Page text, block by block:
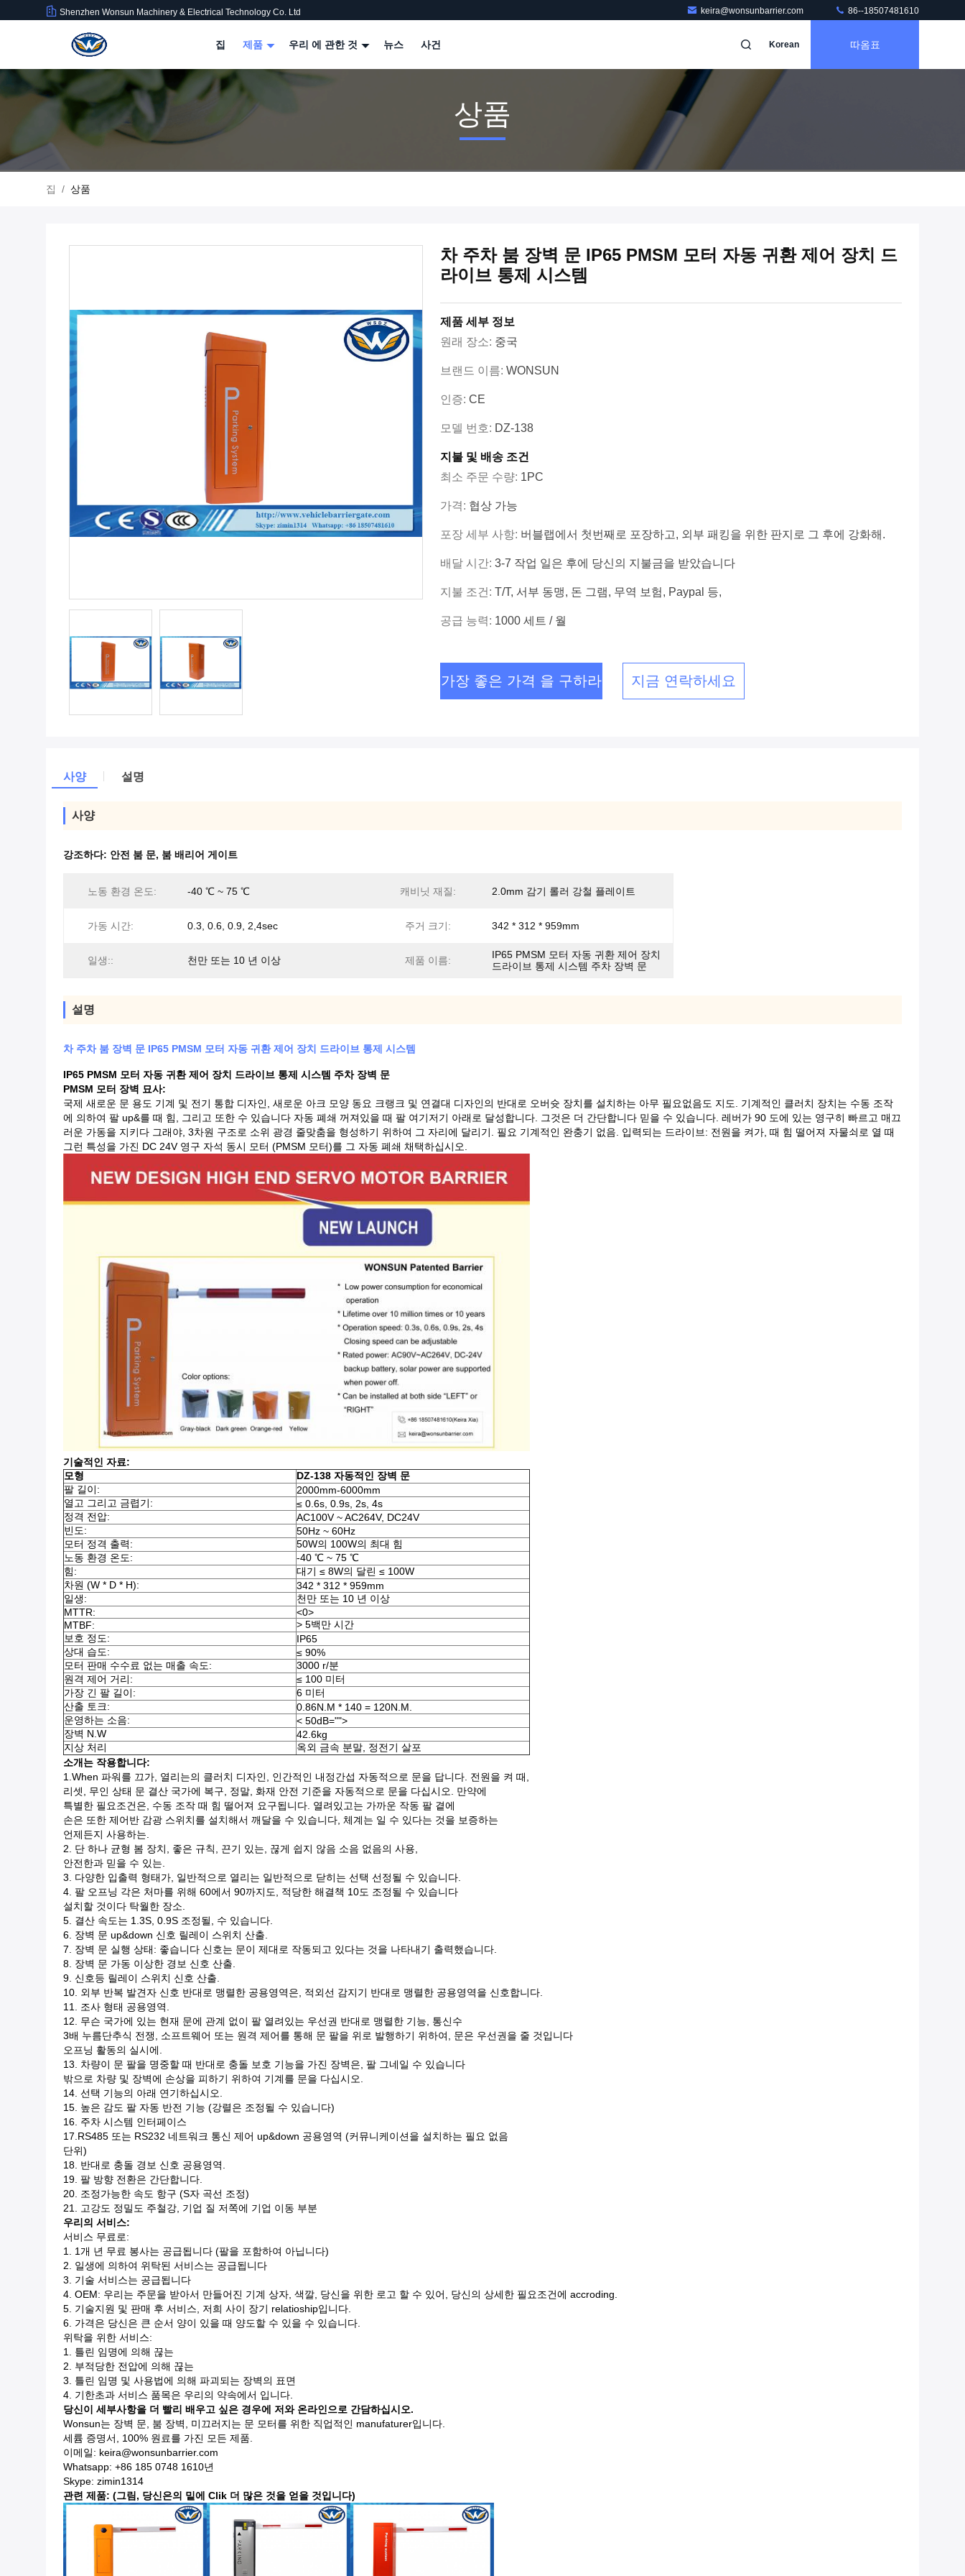
Shenzhen Wonsun Machinery & Electrical Technology Co. Ltd keira@wonsunbarrier.com 86--18507481610
집 제품 우리 에 관한 것 뉴스 사건 Korean 따옴표
상품
집 / 상품
차 주차 붐 장벽 문 IP65 PMSM 모터 자동 귀환 제어 장치 드
라이브 통제 시스템
제품 세부 정보
원래 장소: 중국
브랜드 이름: WONSUN
인증: CE
모델 번호: DZ-138
지불 및 배송 조건
최소 주문 수량: 1PC
가격: 협상 가능
포장 세부 사항: 버블랩에서 첫번째로 포장하고, 외부 패킹을 위한 판지로 그 후에 강화해.
배달 시간: 3-7 작업 일은 후에 당신의 지불금을 받았습니다
지불 조건: T/T, 서부 동맹, 돈 그램, 무역 보험, Paypal 등,
공급 능력: 1000 세트 / 월
가장 좋은 가격 을 구하라 지금 연락하세요
사양 설명
사양
강조하다: 안전 붐 문, 붐 배리어 게이트
노동 환경 온도: -40 ℃ ~ 75 ℃ 캐비닛 재질: 2.0mm 감기 롤러 강철 플레이트
가동 시간: 0.3, 0.6, 0.9, 2,4sec 주거 크기: 342 * 312 * 959mm
일생:: 천만 또는 10 년 이상 제품 이름:
IP65 PMSM 모터 자동 귀환 제어 장치
드라이브 통제 시스템 주차 장벽 문
설명
차 주차 붐 장벽 문 IP65 PMSM 모터 자동 귀환 제어 장치 드라이브 통제 시스템
IP65 PMSM 모터 자동 귀환 제어 장치 드라이브 통제 시스템 주차 장벽 문
PMSM 모터 장벽 묘사:
국제 새로운 문 용도 기계 및 전기 통합 디자인, 새로운 아크 모양 동요 크랭크 및 연결대 디자인의 반대로 오버슛 장치를 설치하는 아무 필요없음도 지도. 기계적인 클러치 장치는 수동 조작
에 의하여 팔 up&를 때 힘, 그리고 또한 수 있습니다 자동 폐쇄 꺼져있을 때 팔 여기저기 아래로 달성합니다. 그것은 더 간단합니다 믿을 수 있습니다. 레버가 90 도에 있는 영구히 빠르고 매끄
러운 가동을 지키다 그래야, 3차원 구조로 소위 광경 줄맞춤을 형성하기 위하여 그 자리에 달리기. 필요 기계적인 완충기 없음. 입력되는 드라이브: 전원을 켜가, 때 힘 떨어져 자물쇠로 열 때
그런 특성을 가진 DC 24V 영구 자석 동시 모터 (PMSM 모터)를 그 자동 폐쇄 채택하십시오.
기술적인 자료:
모형
DZ-138 자동적인 장벽 문
팔 길이:
2000mm-6000mm
열고 그리고 금렵기:
≤ 0.6s, 0.9s, 2s, 4s
정격 전압:
AC100V ~ AC264V, DC24V
빈도:
50Hz ~ 60Hz
모터 정격 출력:
50W의 100W의 최대 힘
노동 환경 온도:
-40 ℃ ~ 75 ℃
힘:
대기 ≤ 8W의 달린 ≤ 100W
차원 (W * D * H):
342 * 312 * 959mm
일생:
천만 또는 10 년 이상
MTTR:
<0>
MTBF:
> 5백만 시간
보호 정도:
IP65
상대 습도:
≤ 90%
모터 판매 수수료 없는 매출 속도:
3000 r/분
원격 제어 거리:
≤ 100 미터
가장 긴 팔 길이:
6 미터
산출 토크:
0.86N.M * 140 = 120N.M.
운영하는 소음:
< 50dB="">
장벽 N.W
42.6kg
지상 처리
옥외 금속 분말, 정전기 살포
소개는 작용합니다:
1.When 파워를 끄가, 열리는의 클러치 디자인, 인간적인 내정간섭 자동적으로 문을 답니다. 전원을 켜 때,
리셋, 무인 상태 문 결산 국가에 복구, 정말, 화재 안전 기준을 자동적으로 문을 다십시오. 만약에
특별한 필요조건은, 수동 조작 때 힘 떨어져 요구됩니다. 열려있고는 가까운 작동 팔 곁에
손은 또한 제어반 감광 스위치를 설치해서 깨달을 수 있습니다, 체계는 일 수 있다는 것을 보증하는
언제든지 사용하는.
2. 단 하나 균형 봄 장치, 좋은 규칙, 끈기 있는, 끊게 쉽지 않음 소음 없음의 사용,
안전한과 믿을 수 있는.
3. 다양한 입출력 형태가, 일반적으로 열리는 일반적으로 닫히는 선택 선정될 수 있습니다.
4. 팔 오프닝 각은 처마를 위해 60에서 90까지도, 적당한 해결책 10도 조정될 수 있습니다
설치할 것이다 탁월한 장소.
5. 결산 속도는 1.3S, 0.9S 조정될, 수 있습니다.
6. 장벽 문 up&down 신호 릴레이 스위치 산출.
7. 장벽 문 실행 상태: 좋습니다 신호는 문이 제대로 작동되고 있다는 것을 나타내기 출력했습니다.
8. 장벽 문 가동 이상한 경보 신호 산출.
9. 신호등 릴레이 스위치 신호 산출.
10. 외부 반복 발견자 신호 반대로 맹렬한 공용영역은, 적외선 감지기 반대로 맹렬한 공용영역을 신호합니다.
11. 조사 형태 공용영역.
12. 무슨 국가에 있는 현재 문에 관계 없이 팔 열려있는 우선권 반대로 맹렬한 기능, 통신수
3배 누름단추식 전쟁, 소프트웨어 또는 원격 제어를 통해 문 팔을 위로 발행하기 위하여, 문은 우선권을 줄 것입니다
오프닝 활동의 실시에.
13. 차량이 문 팔을 명중할 때 반대로 충돌 보호 기능을 가진 장벽은, 팔 그네일 수 있습니다
밖으로 차량 및 장벽에 손상을 피하기 위하여 기계를 문을 다십시오.
14. 선택 기능의 아래 연기하십시오.
15. 높은 감도 팔 자동 반전 기능 (강렬은 조정될 수 있습니다)
16. 주차 시스템 인터페이스
17.RS485 또는 RS232 네트워크 통신 제어 up&down 공용영역 (커뮤니케이션을 설치하는 필요 없음
단위)
18. 반대로 충돌 경보 신호 공용영역.
19. 팔 방향 전환은 간단합니다.
20. 조정가능한 속도 항구 (S자 곡선 조정)
21. 고강도 정밀도 주철강, 기업 질 저쪽에 기업 이동 부분
우리의 서비스:
서비스 무료로:
1. 1개 년 무료 봉사는 공급됩니다 (팔을 포함하여 아닙니다)
2. 일생에 의하여 위탁된 서비스는 공급됩니다
3. 기술 서비스는 공급됩니다
4. OEM: 우리는 주문을 받아서 만들어진 기계 상자, 색깔, 당신을 위한 로고 할 수 있어, 당신의 상세한 필요조건에 accroding.
5. 기술지원 및 판매 후 서비스, 저희 사이 장기 relatioship입니다.
6. 가격은 당신은 큰 순서 양이 있을 때 양도할 수 있을 수 있습니다.
위탁을 위한 서비스:
1. 틀린 임명에 의해 끊는
2. 부적당한 전압에 의해 끊는
3. 틀린 임명 및 사용법에 의해 파괴되는 장벽의 표면
4. 기한초과 서비스 품목은 우리의 약속에서 입니다.
당신이 세부사항을 더 빨리 배우고 싶은 경우에 저와 온라인으로 간담하십시오.
Wonsun는 장벽 문, 붐 장벽, 미끄러지는 문 모터를 위한 직업적인 manufaturer입니다.
세륨 증명서, 100% 원료를 가진 모든 제품.
이메일: keira@wonsunbarrier.com
Whatsapp: +86 185 0748 1610년
Skype: zimin1314
관련 제품: (그림, 당신은의 밑에 Clik 더 많은 것을 얻을 것입니다)